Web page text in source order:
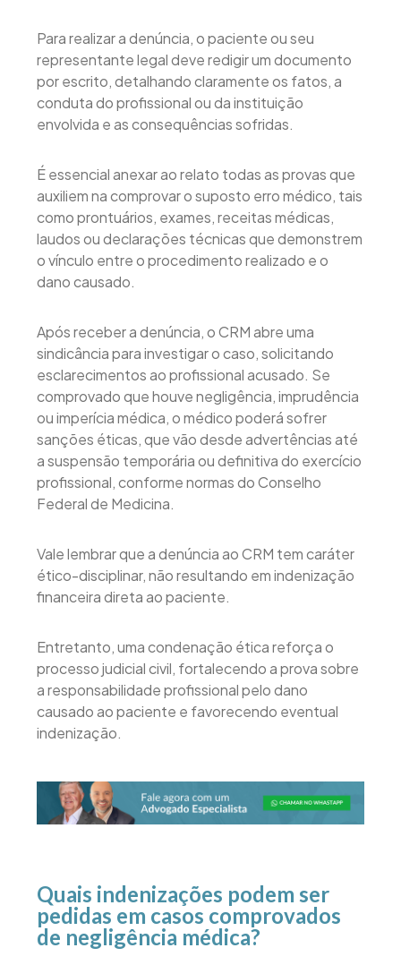
Para realizar a denúncia, o paciente ou seu
representante legal deve redigir um documento
por escrito, detalhando claramente os fatos, a
conduta do profissional ou da instituição
envolvida e as consequências sofridas.
É essencial anexar ao relato todas as provas que
auxiliem na comprovar o suposto erro médico, tais
como prontuários, exames, receitas médicas,
laudos ou declarações técnicas que demonstrem
o vínculo entre o procedimento realizado e o
dano causado.
Após receber a denúncia, o CRM abre uma
sindicância para investigar o caso, solicitando
esclarecimentos ao profissional acusado. Se
comprovado que houve negligência, imprudência
ou imperícia médica, o médico poderá sofrer
sanções éticas, que vão desde advertências até
a suspensão temporária ou definitiva do exercício
profissional, conforme normas do Conselho
Federal de Medicina.
Vale lembrar que a denúncia ao CRM tem caráter
ético-disciplinar, não resultando em indenização
financeira direta ao paciente.
Entretanto, uma condenação ética reforça o
processo judicial civil, fortalecendo a prova sobre
a responsabilidade profissional pelo dano
causado ao paciente e favorecendo eventual
indenização.
Quais indenizações podem ser
pedidas em casos comprovados
de negligência médica?